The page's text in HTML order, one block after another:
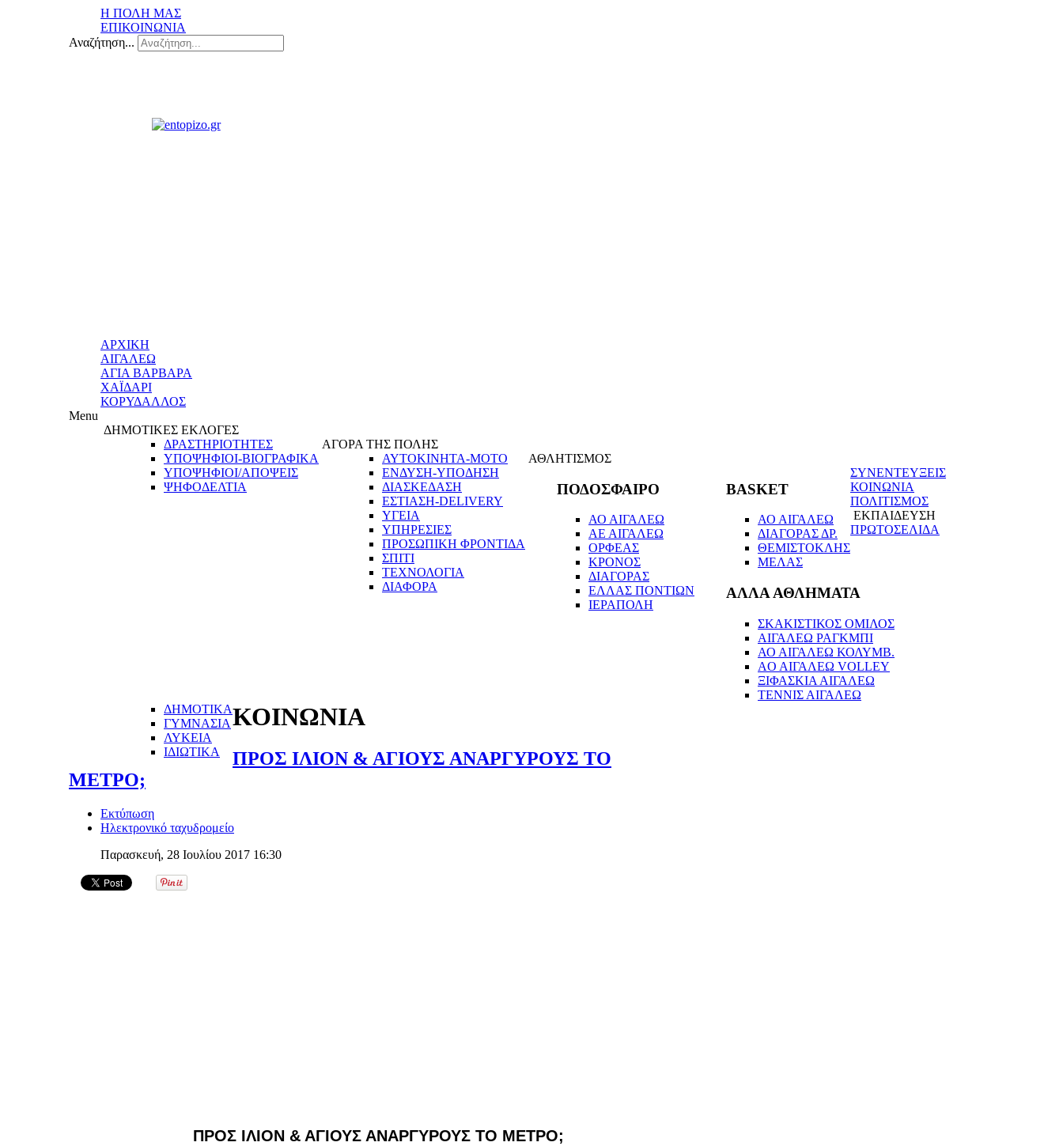
Η ΠΟΛΗ ΜΑΣ
ΕΠΙΚΟΙΝΩΝΙΑ
Αναζήτηση...
ΑΡΧΙΚΗ
ΑΙΓΑΛΕΩ
ΑΓΙΑ ΒΑΡΒΑΡΑ
ΧΑΪΔΑΡΙ
ΚΟΡΥΔΑΛΛΟΣ
Menu
ΔΗΜΟΤΙΚΕΣ ΕΚΛΟΓΕΣ
ΔΡΑΣΤΗΡΙΟΤΗΤΕΣ
ΥΠΟΨΗΦΙΟΙ-ΒΙΟΓΡΑΦΙΚΑ
ΥΠΟΨΗΦΙΟΙ/ΑΠΟΨΕΙΣ
ΨΗΦΟΔΕΛΤΙΑ
ΑΓΟΡΑ ΤΗΣ ΠΟΛΗΣ
ΑΥΤΟΚΙΝΗΤΑ-ΜΟΤΟ
ΕΝΔΥΣΗ-ΥΠΟΔΗΣΗ
ΔΙΑΣΚΕΔΑΣΗ
ΕΣΤΙΑΣΗ-DELIVERY
ΥΓΕΙΑ
ΥΠΗΡΕΣΙΕΣ
ΠΡΟΣΩΠΙΚΗ ΦΡΟΝΤΙΔΑ
ΣΠΙΤΙ
ΤΕΧΝΟΛΟΓΙΑ
ΔΙΑΦΟΡΑ
ΑΘΛΗΤΙΣΜΟΣ
ΠΟΔΟΣΦΑΙΡΟ
ΑΟ ΑΙΓΑΛΕΩ
ΑΕ ΑΙΓΑΛΕΩ
ΟΡΦΕΑΣ
ΚΡΟΝΟΣ
ΔΙΑΓΟΡΑΣ
ΕΛΛΑΣ ΠΟΝΤΙΩΝ
ΙΕΡΑΠΟΛΗ
BASKET
ΑΟ ΑΙΓΑΛΕΩ
ΔΙΑΓΟΡΑΣ ΔΡ.
ΘΕΜΙΣΤΟΚΛΗΣ
ΜΕΛΑΣ
ΑΛΛΑ ΑΘΛΗΜΑΤΑ
ΣΚΑΚΙΣΤΙΚΟΣ ΟΜΙΛΟΣ
ΑΙΓΑΛΕΩ ΡΑΓΚΜΠΙ
ΑΟ ΑΙΓΑΛΕΩ ΚΟΛΥΜΒ.
AO AIΓΑΛΕΩ VOLLEY
ΞΙΦΑΣΚΙΑ ΑΙΓΑΛΕΩ
ΤΕΝΝΙΣ ΑΙΓΑΛΕΩ
ΣΥΝΕΝΤΕΥΞΕΙΣ
ΚΟΙΝΩΝΙΑ
ΠΟΛΙΤΙΣΜΟΣ
ΕΚΠΑΙΔΕΥΣΗ
ΔΗΜΟΤΙΚΑ
ΓΥΜΝΑΣΙΑ
ΛΥΚΕΙΑ
ΙΔΙΩΤΙΚΑ
ΠΡΩΤΟΣΕΛΙΔΑ
ΚΟΙΝΩΝΙΑ
ΠΡΟΣ ΙΛΙΟΝ & ΑΓΙΟΥΣ ΑΝΑΡΓΥΡΟΥΣ ΤΟ
ΜΕΤΡΟ;
Εκτύπωση
Ηλεκτρονικό ταχυδρομείο
Παρασκευή, 28 Ιουλίου 2017 16:30
ΠΡΟΣ ΙΛΙΟΝ & ΑΓΙΟΥΣ ΑΝΑΡΓΥΡΟΥΣ ΤΟ ΜΕΤΡΟ;